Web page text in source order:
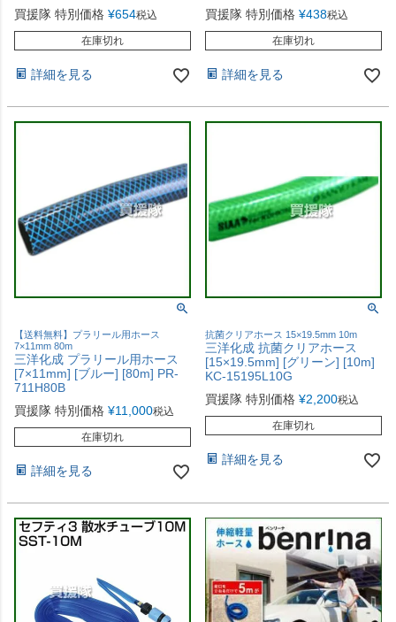
買援隊 特別価格 ¥654税込
在庫切れ
詳細を見る
買援隊 特別価格 ¥438税込
在庫切れ
詳細を見る
【送料無料】プラリール用ホース
7×11mm 80m
三洋化成 プラリール用ホース
[7×11mm] [ブルー] [80m] PR-
711H80B
買援隊 特別価格 ¥11,000税込
在庫切れ
詳細を見る
抗菌クリアホース 15×19.5mm 10m
三洋化成 抗菌クリアホース
[15×19.5mm] [グリーン] [10m]
KC-15195L10G
買援隊 特別価格 ¥2,200税込
在庫切れ
詳細を見る